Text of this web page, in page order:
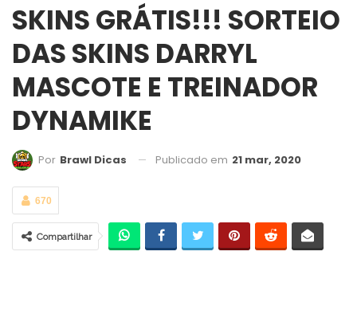
SKINS GRÁTIS!!! SORTEIO
DAS SKINS DARRYL
MASCOTE E TREINADOR
DYNAMIKE
Por Brawl Dicas Publicado em 21 mar, 2020
670
Compartilhar